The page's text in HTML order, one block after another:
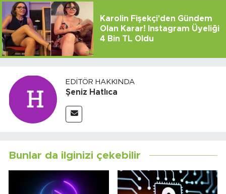
Karolin Fişekçi'den Gündem
Olan Karar! Instagram Üyeliği
4 Bin TL Oldu
EDITÖR HAKKINDA
Şeniz Hatlıca
Bunlar da ilginizi çekebilir